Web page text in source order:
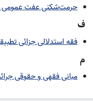
حرمت‌شکنی عفت عمومی
ف
فقه استدلالی جزائی
م
مبانی فقهی و حقوقی